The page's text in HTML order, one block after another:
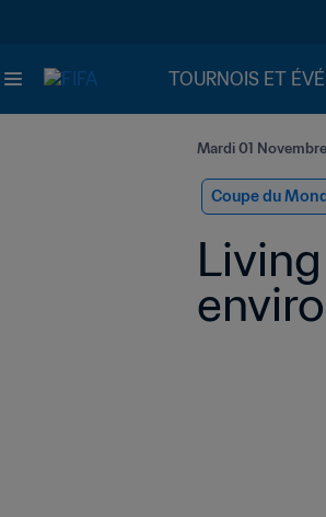
TOURNOIS ET
Mardi 01
Coupe du